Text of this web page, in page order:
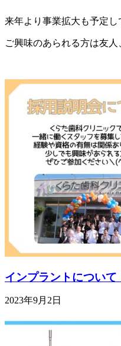
来年より事業拡大も予定し
ご興味のあられる方は友
インプラントについて
2023年9月2日